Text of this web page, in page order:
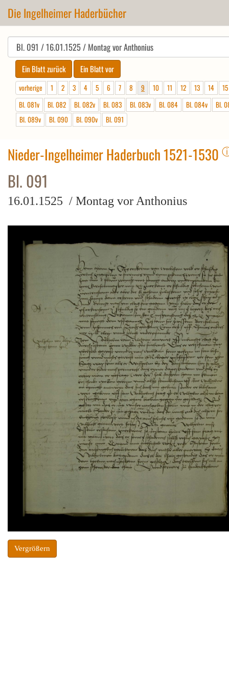
Die Ingelheimer Haderbücher
vorherige 1 2 3 4 5 6 7 8 9 10 11 12 13 14
15
Bl. 081v
Bl. 082 Bl. 082v Bl. 083 Bl. 083v Bl. 084 Bl. 084v
Bl.
Bl. 089v
Bl. 090 Bl. 090v Bl. 091
Nieder-Ingelheimer Haderbuch 1521-1530
Bl. 091
16.01.1525 / Montag vor Anthonius
Vergrößern